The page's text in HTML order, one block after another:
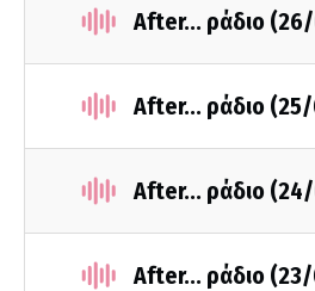
After... ράδιο
After... ράδιο
After... ράδιο
After... ράδιο